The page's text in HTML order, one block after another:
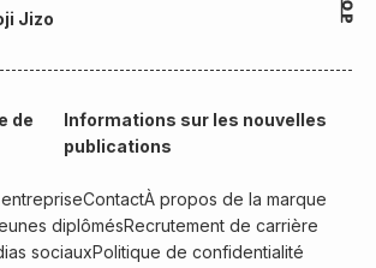
Jizo
de
Informations sur les nouvelles
publications
ContactÀ propos de la marque
diplômésRecrutement de carrière
sociauxPolitique de confidentialité